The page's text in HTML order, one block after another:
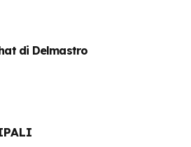
di Delmastro